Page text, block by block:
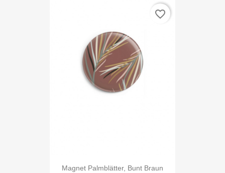
Magnet Palmblätter, Bunt Braun
favorite_border